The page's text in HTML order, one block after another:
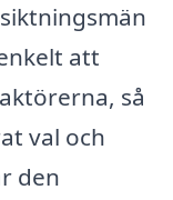
att
så
val och
den